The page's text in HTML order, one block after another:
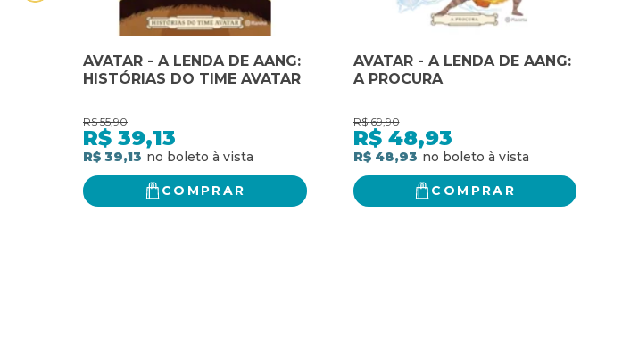
AVATAR - A LENDA DE AANG:
HISTÓRIAS DO TIME AVATAR
R$ 55,90
R$ 39,13
R$ 39,13
COMPRAR
AVATAR - A LENDA DE AANG:
A PROCURA
R$ 69,90
R$ 48,93
R$ 48,93
COMPRAR